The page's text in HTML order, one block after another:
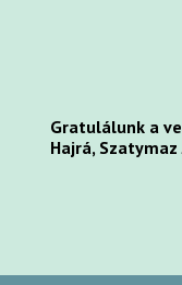
Gratulálunk a
Hajrá, Szatymaz